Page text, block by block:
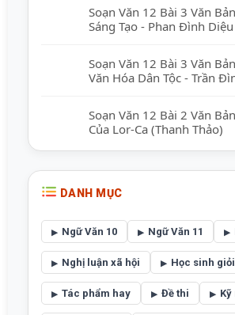
Soạn Văn 12 Bài 3 Văn
Sáng Tạo - Phan Đình Diệu
Soạn Văn 12 Bài 3 Văn
Văn Hóa Dân Tộc - Trần
Soạn Văn 12 Bài 2 Văn
Của Lor-Ca (Thanh Thảo)
DANH MỤC
Ngữ Văn 10 Ngữ Văn 11
Nghị luận xã hội Học sinh giỏi
Tác phẩm hay Đề thi